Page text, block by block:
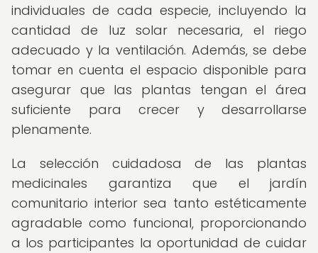
individuales de cada especie, incluyendo la
cantidad de luz solar necesaria, el riego
adecuado y la ventilación. Además, se debe
tomar en cuenta el espacio disponible para
asegurar que las plantas tengan el área
suficiente para crecer y desarrollarse
plenamente.
La selección cuidadosa de las plantas
medicinales garantiza que el jardín
comunitario interior sea tanto estéticamente
agradable como funcional, proporcionando
a los participantes la oportunidad de cuidar